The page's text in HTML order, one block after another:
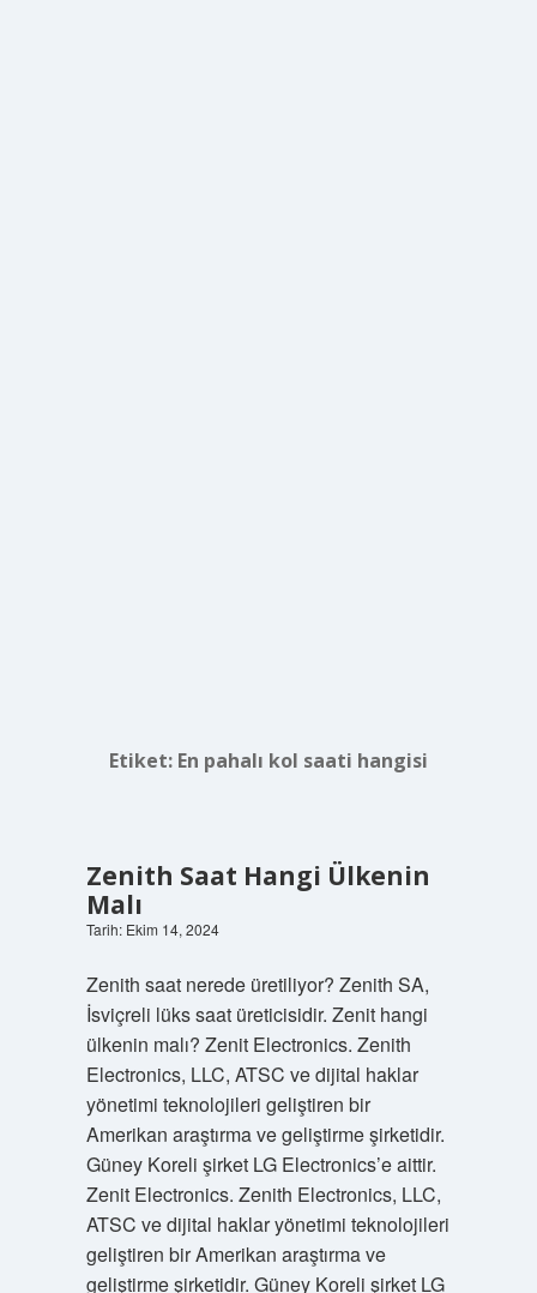
Etiket: En pahalı kol saati hangisi
Zenith Saat Hangi Ülkenin
Malı
Tarih: Ekim 14, 2024
Zenith saat nerede üretiliyor? Zenith SA,
İsviçreli lüks saat üreticisidir. Zenit hangi
ülkenin malı? Zenit Electronics. Zenith
Electronics, LLC, ATSC ve dijital haklar
yönetimi teknolojileri geliştiren bir
Amerikan araştırma ve geliştirme şirketidir.
Güney Koreli şirket LG Electronics’e aittir.
Zenit Electronics. Zenith Electronics, LLC,
ATSC ve dijital haklar yönetimi teknolojileri
geliştiren bir Amerikan araştırma ve
geliştirme şirketidir. Güney Koreli şirket LG